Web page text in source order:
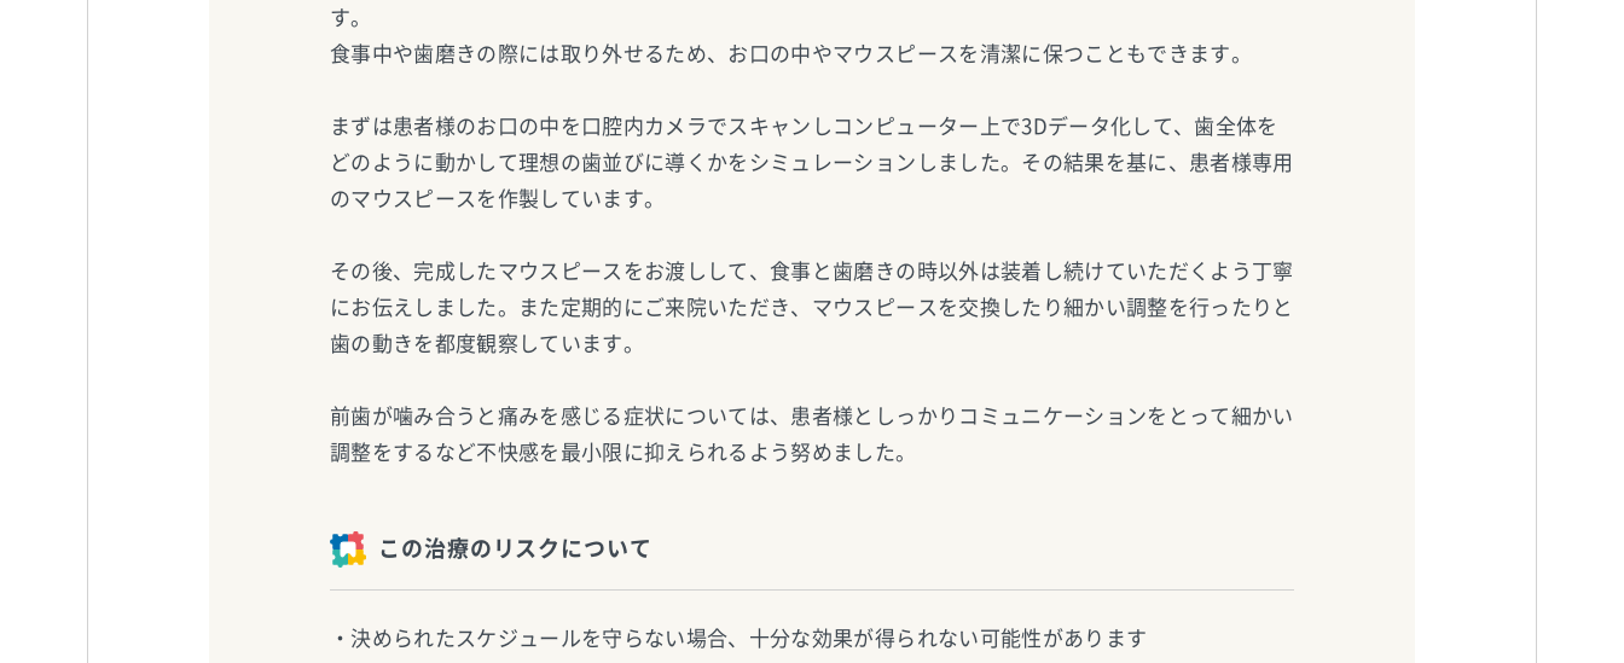
す。
食事中や歯磨きの際には取り外せるため、お口の中やマウスピースを清潔に保つこともできます。
まずは患者様のお口の中を口腔内カメラでスキャンしコンピューター上で3Dデータ化して、歯全体を
どのように動かして理想の歯並びに導くかをシミュレーションしました。その結果を基に、患者様専用
のマウスピースを作製しています。
その後、完成したマウスピースをお渡しして、食事と歯磨きの時以外は装着し続けていただくよう丁寧
にお伝えしました。また定期的にご来院いただき、マウスピースを交換したり細かい調整を行ったりと
歯の動きを都度観察しています。
前歯が噛み合うと痛みを感じる症状については、患者様としっかりコミュニケーションをとって細かい
調整をするなど不快感を最小限に抑えられるよう努めました。
この治療のリスクについて
・決められたスケジュールを守らない場合、十分な効果が得られない可能性があります